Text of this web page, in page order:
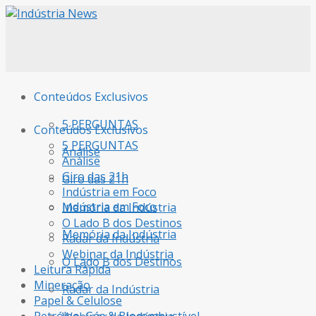
Conteúdos Exclusivos
5 PERGUNTAS
Análise
Giro das 21h
Indústria em Foco
Memória da Indústria
O Lado B dos Destinos
Radar da Indústria
Conteúdos Exclusivos
5 PERGUNTAS
Análise
Giro das 21h
Indústria em Foco
Memória da Indústria
O Lado B dos Destinos
Radar da Indústria
Webinar da Indústria
Leitura Rápida
Mineração
Papel & Celulose